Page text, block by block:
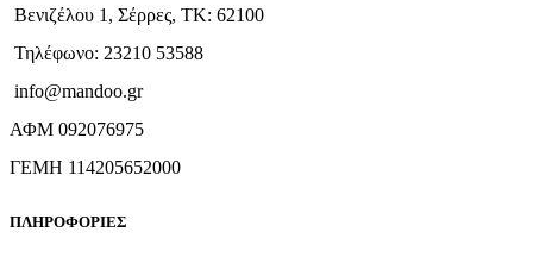
Βενιζέλου 1, Σέρρες, ΤΚ: 62100
Τηλέφωνο: 23210 53588
info@mandoo.gr
ΑΦΜ 092076975
ΓΕΜΗ 114205652000
ΠΛΗΡΟΦΟΡΙΕΣ